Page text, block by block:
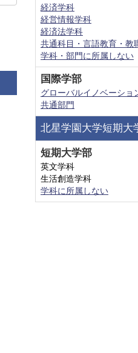
経済学科
経営情報学科
経済法学科
共通科目・言語教育・教
学科・部門に所属しない
国際学部
グローバルイノベーショ
共通部門
北星学園大学短期大
短期大学部
英文学科
生活創造学科
学科に所属しない